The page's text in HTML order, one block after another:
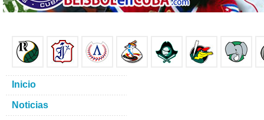
Inicio
Noticias